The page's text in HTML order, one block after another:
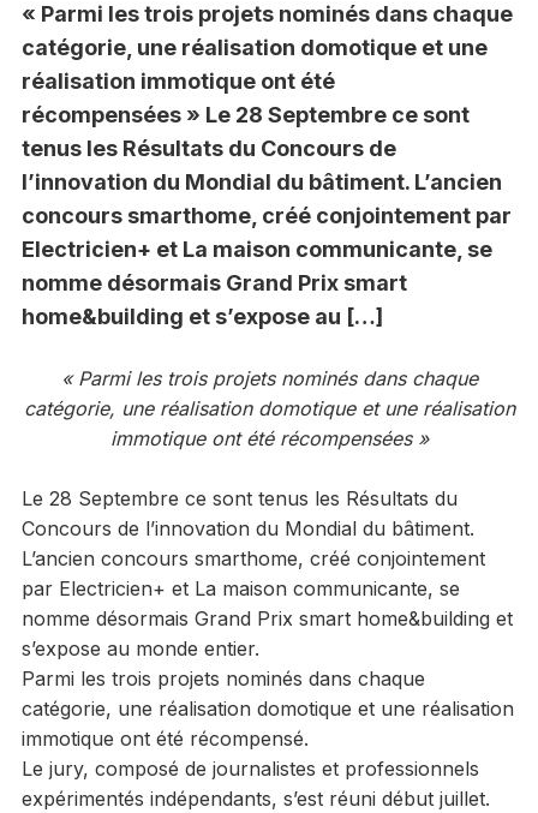
« Parmi les trois projets nominés dans chaque
catégorie, une réalisation domotique et une
réalisation immotique ont été
récompensées » Le 28 Septembre ce sont
tenus les Résultats du Concours de
l’innovation du Mondial du bâtiment. L’ancien
concours smarthome, créé conjointement par
Electricien+ et La maison communicante, se
nomme désormais Grand Prix smart
home&building et s’expose au […]
« Parmi les trois projets nominés dans chaque
catégorie, une réalisation domotique et une réalisation
immotique ont été récompensées »
Le 28 Septembre ce sont tenus les Résultats du
Concours de l’innovation du Mondial du bâtiment.
L’ancien concours smarthome, créé conjointement
par Electricien+ et La maison communicante, se
nomme désormais Grand Prix smart home&building et
s’expose au monde entier.
Parmi les trois projets nominés dans chaque
catégorie, une réalisation domotique et une réalisation
immotique ont été récompensé.
Le jury, composé de journalistes et professionnels
expérimentés indépendants, s’est réuni début juillet.